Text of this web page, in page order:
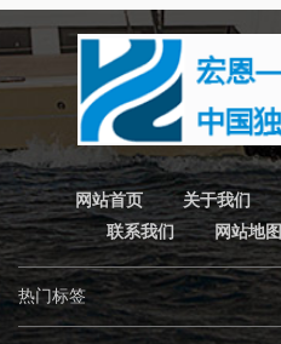
网站首页 关于我们
联系我们
网站地图
热门标签